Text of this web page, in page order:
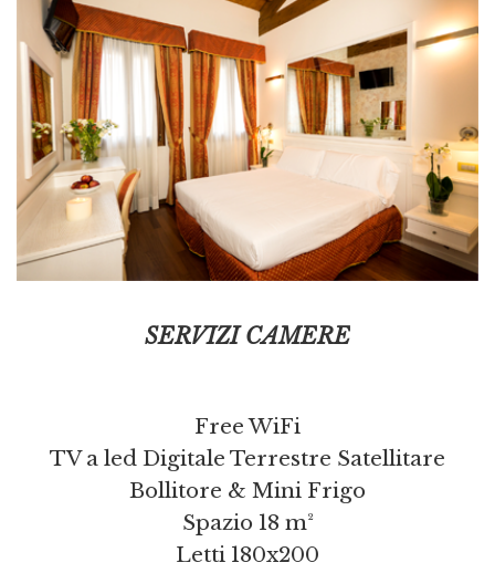
SERVIZI CAMERE
Free WiFi
TV a led Digitale Terrestre Satellitare
Bollitore & Mini Frigo
Spazio 18 m²
Letti 180x200